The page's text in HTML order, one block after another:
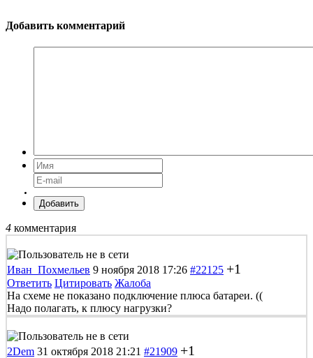
Добавить комментарий
Добавить
4 комментария
Иван_Похмельев 9 ноября 2018 17:26 #22125 +1
Ответить Цитировать Жалоба
На схеме не показано подключение плюса батареи. ((
Надо полагать, к плюсу нагрузки?
2Dem 31 октября 2018 21:21 #21909 +1